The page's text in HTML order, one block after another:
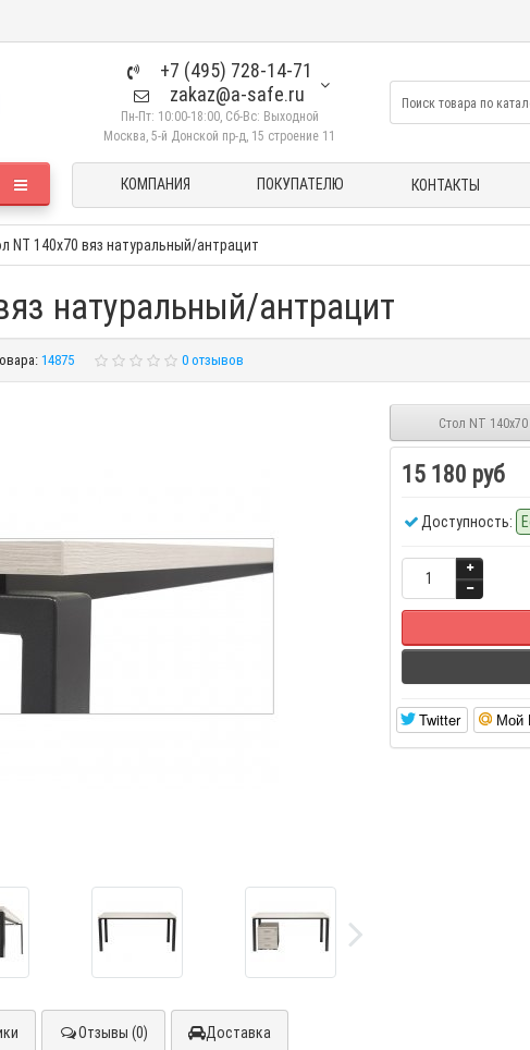
+7 (495) 728-14-71
zakaz@a-safe.ru
Пн-Пт: 10:00-18:00, Сб-Вс: Выходной
Москва, 5-й Донской пр-д, 15 строение 11
КОМПАНИЯ ПОКУПАТЕЛЮ КОНТАКТЫ
NT 140x70 вяз натуральный/антрацит
натуральный/антрацит
14875 0 отзывов
Стол NT
15 180 руб
Доступность:
Twitter Мой
Отзывы (0) Доставка